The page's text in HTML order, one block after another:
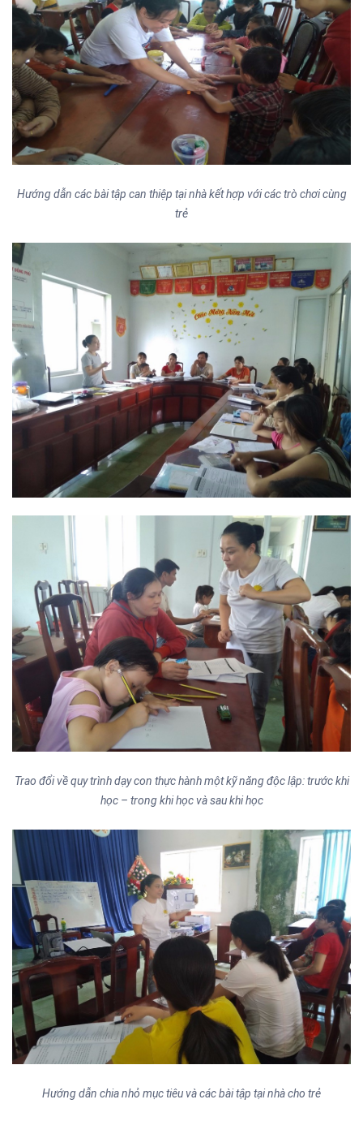
Hướng dẫn các bài tập can thiệp tại nhà kết hợp với các trò chơi cùng
trẻ
Trao đổi về quy trình dạy con thực hành một kỹ năng độc lập: trước khi
học – trong khi học và sau khi học
Hướng dẫn chia nhỏ mục tiêu và các bài tập tại nhà cho trẻ